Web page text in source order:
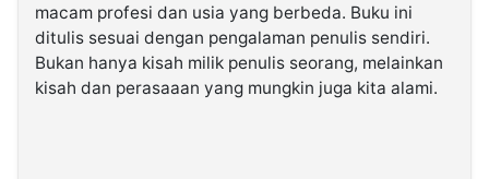
macam profesi dan usia yang berbeda. Buku ini
ditulis sesuai dengan pengalaman penulis sendiri.
Bukan hanya kisah milik penulis seorang, melainkan
kisah dan perasaaan yang mungkin juga kita alami.